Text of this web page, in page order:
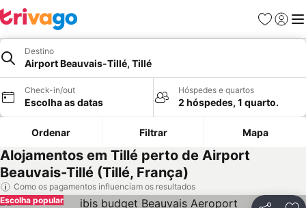
Favoritos
Iniciar
Destino
Airport Beauvais-Tillé, Tillé
Check-in/out
Escolha as datas
Hóspedes e quartos
2 hóspedes, 1 quarto.
Ordenar Filtrar Mapa
Alojamentos em Tillé perto de Airport
Beauvais-Tillé (Tillé, França)
Como os pagamentos influenciam os resultados
Escolha popular